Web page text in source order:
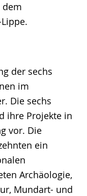
der sechs
im
Die sechs
ihre Projekte in
vor. Die
ein
Archäologie,
Mundart- und